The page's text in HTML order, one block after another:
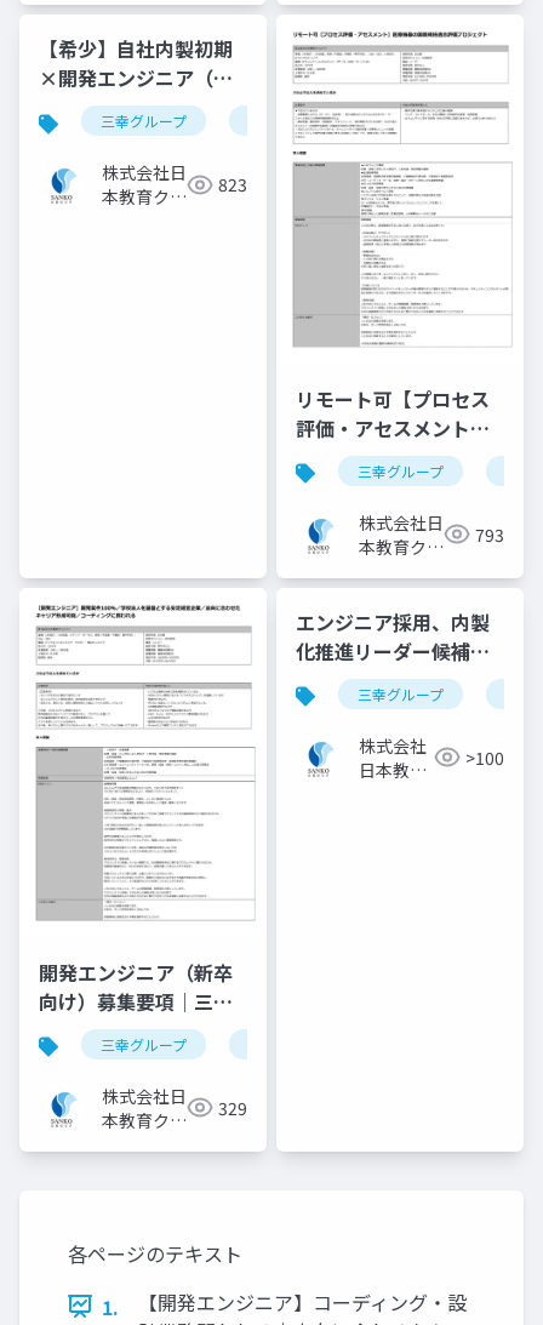
ト ITソ
リューシ
ョン事業
ト ITソ
リューシ
ョン事業
【希少】自社内製初期
×開発エンジニア（プ
ロジェクトリーダー）
｜三幸グループ【株式
会社日本教育クリエイ
ト】
三幸グループ 日本教育クリエイト 採用ピッチ資料
株式会社日
本教育クリ
823
リモート可【プロセス
評価・アセスメント】
医療機器の国際規格適
合評価プロジェクト／
三幸グループ【株式会
社日本教育クリエイ
ト】
三幸グループ
株式会社日
本教育クリ
ソリューシ
ョン事業部
793
開発エンジニア（新卒
向け）募集要項｜三幸
グループ【株式会社日
本教育クリエイト】
三幸グループ
株式会社日
本教育クリ
329
エンジニア採用、内製
化推進リーダー候補｜
三幸グループ【株式会
社日本教育クリエイ
ト】
三幸グループ
株式会社
日本教育
>100
各ページのテキスト
1.
【開発エンジニア】コーディング・設